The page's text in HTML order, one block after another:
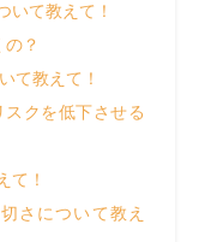
いて教えて！
？
て教えて！
クを低下させる
て！
さについて教え